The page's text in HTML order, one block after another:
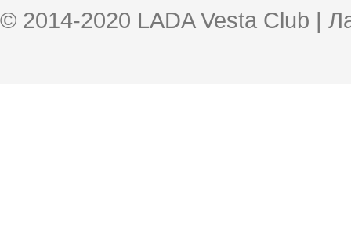
© 2014-2020 LADA Vesta Club |